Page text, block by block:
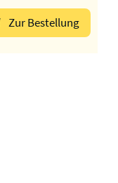
Zur Bestellung